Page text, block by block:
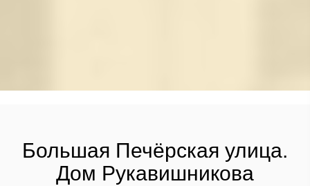
Большая Печёрская улица.
Дом Рукавишникова